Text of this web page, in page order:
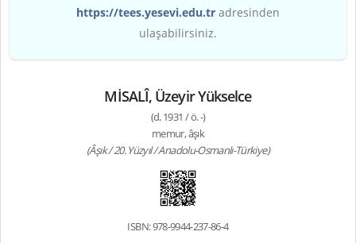
https://tees.yesevi.edu.tr adresinden
ulaşabilirsiniz.
MİSALÎ, Üzeyir Yükselce
(d. 1931 / ö. -)
memur, âşık
(Âşık / 20. Yüzyıl / Anadolu-Osmanlı-Türkiye)
ISBN: 978-9944-237-86-4